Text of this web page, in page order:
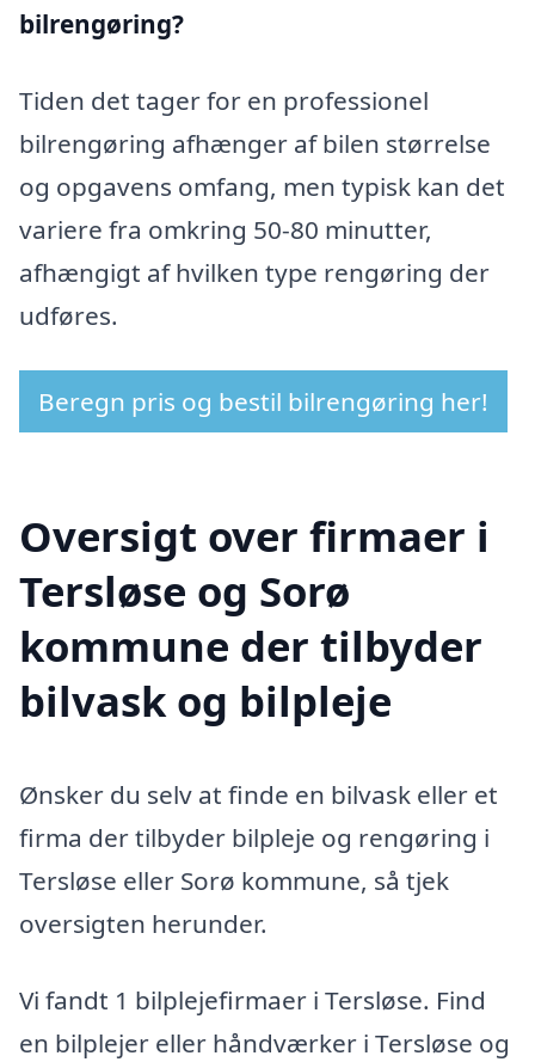
bilrengøring?
Tiden det tager for en professionel
bilrengøring afhænger af bilen størrelse
og opgavens omfang, men typisk kan det
variere fra omkring 50-80 minutter,
afhængigt af hvilken type rengøring der
udføres.
Beregn pris og bestil bilrengøring her!
Oversigt over firmaer i
Tersløse og Sorø
kommune der tilbyder
bilvask og bilpleje
Ønsker du selv at finde en bilvask eller et
firma der tilbyder bilpleje og rengøring i
Tersløse eller Sorø kommune, så tjek
oversigten herunder.
Vi fandt 1 bilplejefirmaer i Tersløse. Find
en bilplejer eller håndværker i Tersløse og